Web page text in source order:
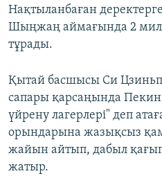
Нақтыланбаған
Шыңжаң аймағында 2
тұрады.
Қытай басшысы Си
сапары қарсаңында Пекин
үйрену лагерлері" деп
орындарына жазықсыз
жайын айтып, дабыл
жатыр.